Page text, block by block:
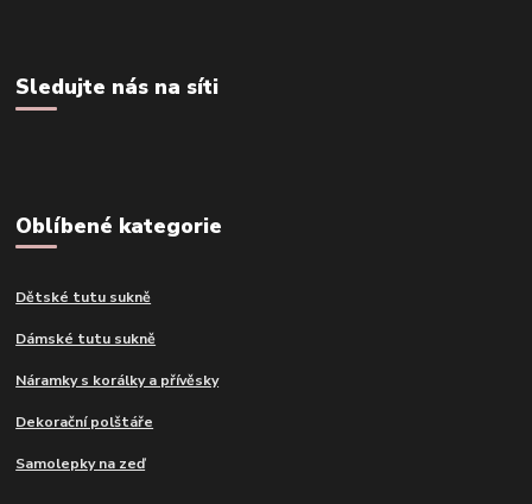
Sledujte nás na síti
Oblíbené kategorie
Dětské tutu sukně
Dámské tutu sukně
Náramky s korálky a přívěsky
Dekorační polštáře
Samolepky na zeď